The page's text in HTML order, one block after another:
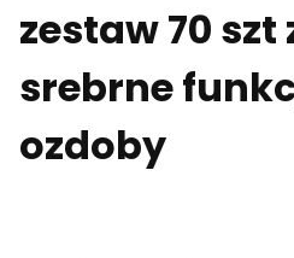
zestaw 70 szt
srebrne
ozdoby